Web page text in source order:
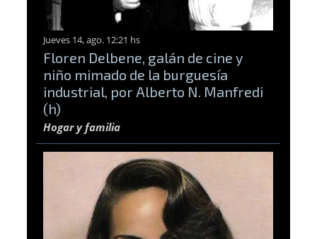
Jueves 14, ago. 12:21 hs
Floren Delbene, galán de cine y
niño mimado de la burguesía
industrial, por Alberto N. Manfredi
(h)
Hogar y familia